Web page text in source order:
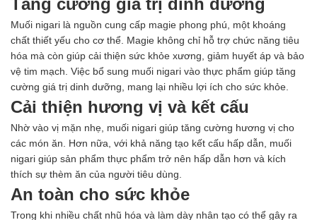
Muối nigari là nguồn cung cấp magie phong phú, một khoáng
chất thiết yếu cho cơ thể. Magie không chỉ hỗ trợ chức năng tiêu
hóa mà còn giúp cải thiện sức khỏe xương, giảm huyết áp và bảo
vệ tim mạch. Việc bổ sung muối nigari vào thực phẩm giúp tăng
cường giá trị dinh dưỡng, mang lại nhiều lợi ích cho sức khỏe.
Cải thiện hương vị và kết cấu
Nhờ vào vị mặn nhẹ, muối nigari giúp tăng cường hương vị cho
các món ăn. Hơn nữa, với khả năng tạo kết cấu hấp dẫn, muối
nigari giúp sản phẩm thực phẩm trở nên hấp dẫn hơn và kích
thích sự thèm ăn của người tiêu dùng.
An toàn cho sức khỏe
Trong khi nhiều chất nhũ hóa và làm dày nhân tạo có thể gây ra